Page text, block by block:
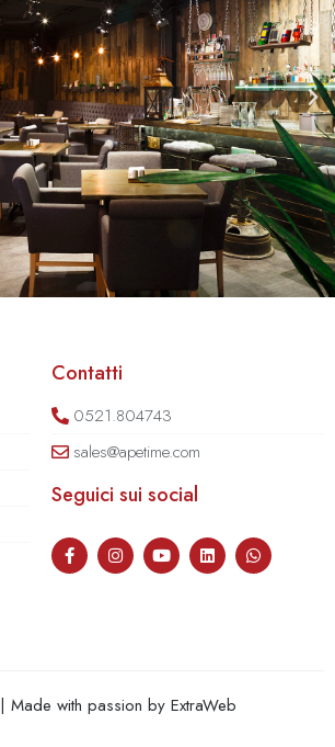
Contatti
0521.804743
sales@apetime.com
Seguici sui social
| Made with passion by ExtraWeb